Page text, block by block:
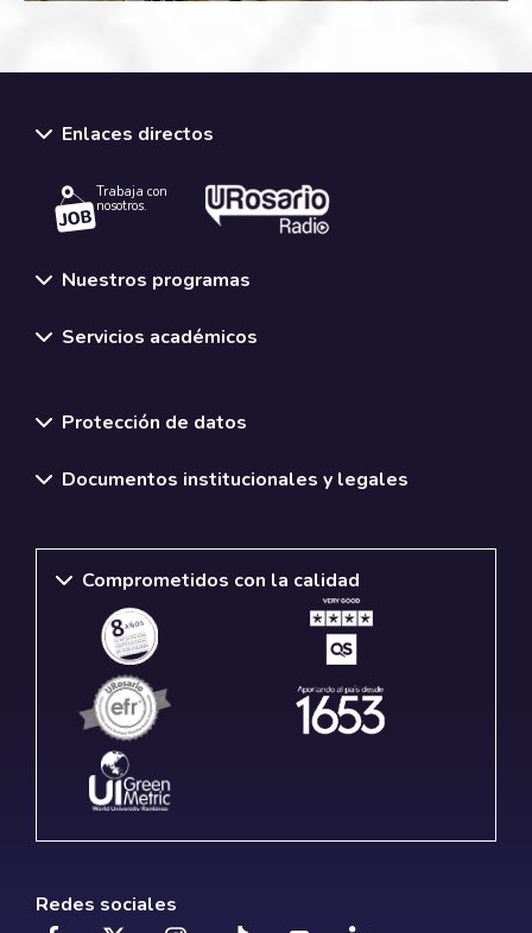
Enlaces directos
Trabaja con
nosotros.
Nuestros programas
Servicios académicos
Protección de datos
Documentos institucionales y legales
Comprometidos con la calidad
Redes sociales